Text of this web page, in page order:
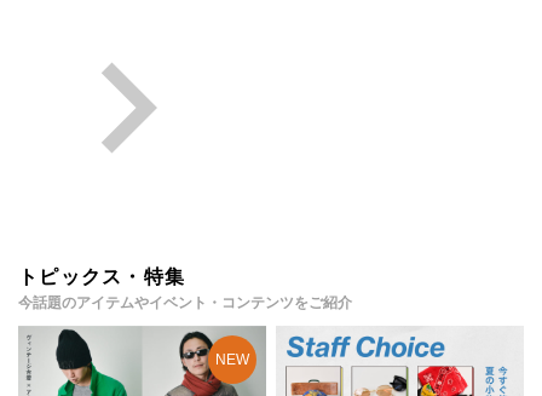
トピックス・特集
今話題のアイテムやイベント・コンテンツをご紹介